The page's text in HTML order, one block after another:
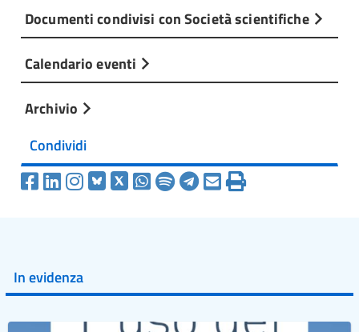
Documenti condivisi con Società scientifiche
Calendario eventi
Archivio
Condividi
In evidenza